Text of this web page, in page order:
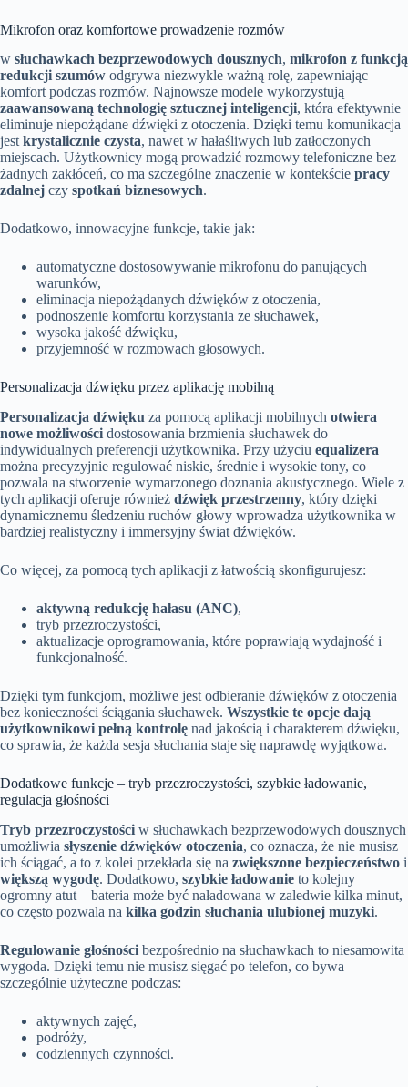
Mikrofon oraz komfortowe prowadzenie rozmów
w słuchawkach bezprzewodowych dousznych, mikrofon z funkcją
redukcji szumów odgrywa niezwykle ważną rolę, zapewniając
komfort podczas rozmów. Najnowsze modele wykorzystują
zaawansowaną technologię sztucznej inteligencji, która efektywnie
eliminuje niepożądane dźwięki z otoczenia. Dzięki temu komunikacja
jestkrystalicznie czysta, nawet w hałaśliwych lub zatłoczonych
miejscach. Użytkownicy mogą prowadzić rozmowy telefoniczne bez
żadnych zakłóceń, co ma szczególne znaczenie w kontekście pracy
zdalnej czy spotkań biznesowych.
Dodatkowo, innowacyjne funkcje, takie jak:
automatyczne dostosowywanie mikrofonu do panujących
warunków,
eliminacja niepożądanych dźwięków z otoczenia,
podnoszenie komfortu korzystania ze słuchawek,
wysoka jakość dźwięku,
przyjemność w rozmowach głosowych.
Personalizacja dźwięku przez aplikację mobilną
Personalizacja dźwięku za pomocą aplikacji mobilnych otwiera
nowe możliwości dostosowania brzmienia słuchawek do
indywidualnych preferencji użytkownika. Przy użyciu equalizera
można precyzyjnie regulować niskie, średnie i wysokie tony, co
pozwala na stworzenie wymarzonego doznania akustycznego. Wiele z
tych aplikacji oferuje również dźwięk przestrzenny, który dzięki
dynamicznemu śledzeniu ruchów głowy wprowadza użytkownika w
bardziej realistyczny i immersyjny świat dźwięków.
Co więcej, za pomocą tych aplikacji z łatwością skonfigurujesz:
aktywną redukcję hałasu (ANC),
tryb przezroczystości,
aktualizacje oprogramowania, które poprawiają wydajność i
funkcjonalność.
Dzięki tym funkcjom, możliwe jest odbieranie dźwięków z otoczenia
bez konieczności ściągania słuchawek. Wszystkie te opcje dają
użytkownikowi pełną kontrolę nad jakością i charakterem dźwięku,
co sprawia, że każda sesja słuchania staje się naprawdę wyjątkowa.
Dodatkowe funkcje – tryb przezroczystości, szybkie ładowanie,
regulacja głośności
Tryb przezroczystości w słuchawkach bezprzewodowych dousznych
umożliwia słyszenie dźwięków otoczenia, co oznacza, że nie musisz
ich ściągać, a to z kolei przekłada się na zwiększone bezpieczeństwo i
większą wygodę. Dodatkowo, szybkie ładowanie to kolejny
ogromny atut – bateria może być naładowana w zaledwie kilka minut,
co często pozwala na kilka godzin słuchania ulubionej muzyki.
Regulowanie głośności bezpośrednio na słuchawkach to niesamowita
wygoda. Dzięki temu nie musisz sięgać po telefon, co bywa
szczególnie użyteczne podczas:
aktywnych zajęć,
podróży,
codziennych czynności.